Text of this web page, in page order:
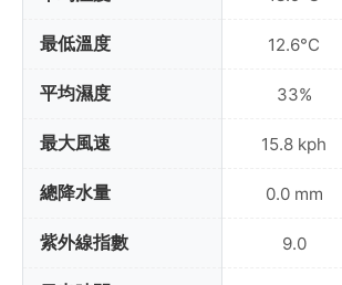
最低溫度
平均濕度
最大風速
總降水量
紫外線指數
12.6°C
33%
15.8 kph
0.0 mm
9.0